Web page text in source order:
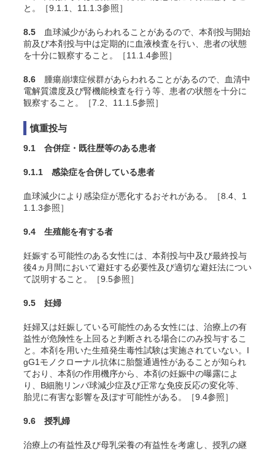
と。［9.1.1、11.1.3参照］
8.5 血球減少があらわれることがあるので、本剤投与開始
前及び本剤投与中は定期的に血液検査を行い、患者の状態
を十分に観察すること。［11.1.4参照］
8.6 腫瘍崩壊症候群があらわれることがあるので、血清中
電解質濃度及び腎機能検査を行う等、患者の状態を十分に
観察すること。［7.2、11.1.5参照］
慎重投与
9.1 合併症・既往歴等のある患者
9.1.1 感染症を合併している患者
血球減少により感染症が悪化するおそれがある。［8.4、1
1.1.3参照］
9.4 生殖能を有する者
妊娠する可能性のある女性には、本剤投与中及び最終投与
後4ヵ月間において避妊する必要性及び適切な避妊法につい
て説明すること。［9.5参照］
9.5 妊婦
妊婦又は妊娠している可能性のある女性には、治療上の有
益性が危険性を上回ると判断される場合にのみ投与するこ
と。本剤を用いた生殖発生毒性試験は実施されていない。I
gG1モノクローナル抗体に胎盤通過性があることが知られ
ており、本剤の作用機序から、本剤の妊娠中の曝露によ
り、B細胞リンパ球減少症及び正常な免疫反応の変化等、
胎児に有害な影響を及ぼす可能性がある。［9.4参照］
9.6 授乳婦
治療上の有益性及び母乳栄養の有益性を考慮し、授乳の継